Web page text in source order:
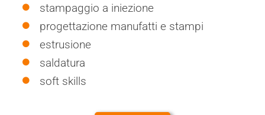
stampaggio a iniezione
progettazione manufatti e stampi
estrusione
saldatura
soft skills